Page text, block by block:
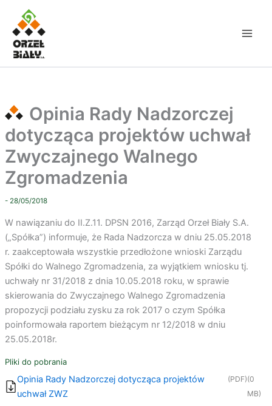
Przejdź
treści
Opinia Rady Nadzorczej
dotycząca projektów uchwał
Zwyczajnego Walnego
Zgromadzenia
- 28/05/2018
W nawiązaniu do II.Z.11. DPSN 2016, Zarząd Orzeł Biały S.A.
(„Spółka”) informuje, że Rada Nadzorcza w dniu 25.05.2018
r. zaakceptowała wszystkie przedłożone wnioski Zarządu
Spółki do Walnego Zgromadzenia, za wyjątkiem wniosku tj.
uchwały nr 31/2018 z dnia 10.05.2018 roku, w sprawie
skierowania do Zwyczajnego Walnego Zgromadzenia
propozycji podziału zysku za rok 2017 o czym Spółka
poinformowała raportem bieżącym nr 12/2018 w dniu
25.05.2018r.
Pliki do pobrania
Opinia Rady Nadzorczej dotycząca projektów
uchwał ZWZ
(PDF)(0
MB)